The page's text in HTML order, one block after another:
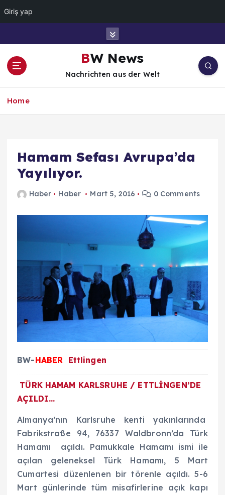
Giriş yap
BW News
Nachrichten aus der Welt
Home
Hamam Sefası Avrupa’da
Yayılıyor.
Haber Haber Mart 5, 2016 0 Comments
BW-HABER Ettlingen
TÜRK HAMAM KARLSRUHE / ETTLİNGEN’DE
AÇILDI…
Almanya’nın Karlsruhe kenti yakınlarında
Fabrikstraße 94, 76337 Waldbronn’da Türk
Hamamı açıldı. Pamukkale Hamamı ismi ile
açılan geleneksel Türk Hamamı, 5 Mart
Cumartesi düzenlenen bir törenle açıldı. 5-6
Mart günlerinde tüm misafirlerine açık kapı